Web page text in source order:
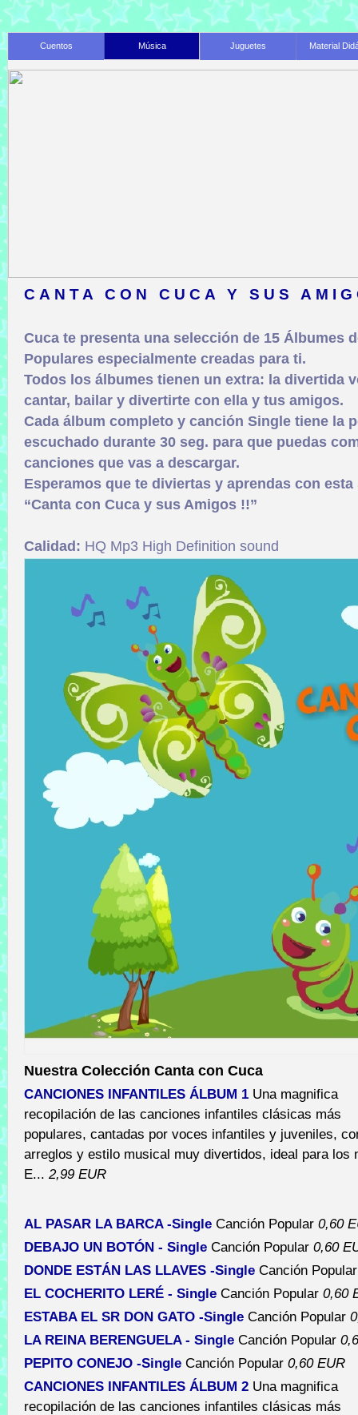
Cuentos Música Juguetes Material
CANTA CON CUCA Y SUS
Cuca te presenta una selección de 15 Álbumes
Populares especialmente creadas para ti.
Todos los álbumes tienen un extra: la divertida
cantar, bailar y divertirte con ella y tus amigos.
Cada álbum completo y canción Single tiene la
escuchado durante 30 seg. para que puedas
canciones que vas a descargar.
Esperamos que te diviertas y aprendas con
“Canta con Cuca y sus Amigos !!”
Calidad: HQ Mp3 High Definition sound
Nuestra Colección Canta con Cuca
CANCIONES INFANTILES ÁLBUM 1 Una magnifica
recopilación de las canciones infantiles clásicas más
populares, cantadas por voces infantiles y juveniles,
arreglos y estilo musical muy divertidos, ideal para los
E... 2,99 EUR
AL PASAR LA BARCA -Single Canción Popular 0,60
DEBAJO UN BOTÓN - Single Canción Popular 0,60
DONDE ESTÁN LAS LLAVES -Single Canción
EL COCHERITO LERÉ - Single Canción Popular 0,60
ESTABA EL SR DON GATO -Single Canción Popular
LA REINA BERENGUELA - Single Canción Popular
PEPITO CONEJO -Single Canción Popular 0,60 EUR
CANCIONES INFANTILES ÁLBUM 2 Una magnifica
recopilación de las canciones infantiles clásicas más